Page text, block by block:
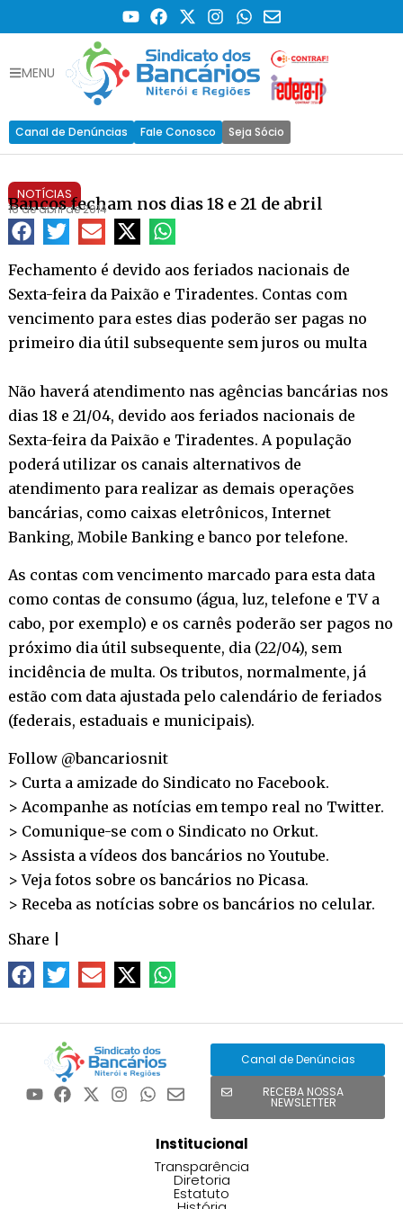
MENU
Canal de Denúncias Fale Conosco Seja Sócio
NOTÍCIAS
Bancos fecham nos dias 18 e 21 de abril
16 de abril de 2014
Fechamento é devido aos feriados nacionais de
Sexta-feira da Paixão e Tiradentes. Contas com
vencimento para estes dias poderão ser pagas no
primeiro dia útil subsequente sem juros ou multa
Não haverá atendimento nas agências bancárias nos
dias 18 e 21/04, devido aos feriados nacionais de
Sexta-feira da Paixão e Tiradentes. A população
poderá utilizar os canais alternativos de
atendimento para realizar as demais operações
bancárias, como caixas eletrônicos, Internet
Banking, Mobile Banking e banco por telefone.
As contas com vencimento marcado para esta data
como contas de consumo (água, luz, telefone e TV a
cabo, por exemplo) e os carnês poderão ser pagos no
próximo dia útil subsequente, dia (22/04), sem
incidência de multa. Os tributos, normalmente, já
estão com data ajustada pelo calendário de feriados
(federais, estaduais e municipais).
Follow @bancariosnit
> Curta a amizade do Sindicato no Facebook.
> Acompanhe as notícias em tempo real no Twitter.
> Comunique-se com o Sindicato no Orkut.
> Assista a vídeos dos bancários noYoutube.
> Veja fotos sobre os bancários no Picasa.
> Receba as notícias sobre os bancários no celular.
Share
Canal de Denúncias
RECEBA NOSSA
NEWSLETTER
Institucional
Transparência
Diretoria
Estatuto